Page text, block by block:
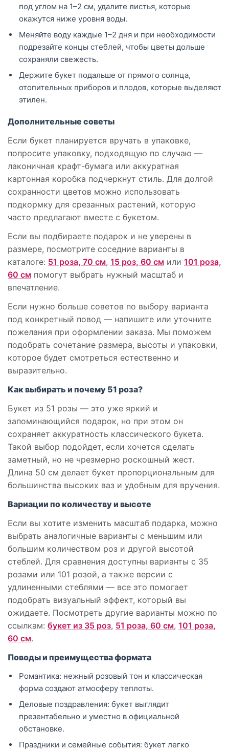
под углом на 1–2 см, удалите листья, которые
окажутся ниже уровня воды.
Меняйте воду каждые 1–2 дня и при необходимости
подрезайте концы стеблей, чтобы цветы дольше
сохраняли свежесть.
Держите букет подальше от прямого солнца,
отопительных приборов и плодов, которые выделяют
этилен.
Дополнительные советы
Если букет планируется вручать в упаковке,
попросите упаковку, подходящую по случаю —
лаконичная крафт-бумага или аккуратная
картонная коробка подчеркнут стиль. Для долгой
сохранности цветов можно использовать
подкормку для срезанных растений, которую
часто предлагают вместе с букетом.
Если вы подбираете подарок и не уверены в
размере, посмотрите соседние варианты в
каталоге: 51 роза, 70 см, 15 роз, 60 см или 101 роза,
60 см помогут выбрать нужный масштаб и
впечатление.
Если нужно больше советов по выбору варианта
под конкретный повод — напишите или уточните
пожелания при оформлении заказа. Мы поможем
подобрать сочетание размера, высоты и упаковки,
которое будет смотреться естественно и
выразительно.
Как выбирать и почему 51 роза?
Букет из 51 розы — это уже яркий и
запоминающийся подарок, но при этом он
сохраняет аккуратность классического букета.
Такой выбор подойдет, если хочется сделать
заметный, но не чрезмерно роскошный жест.
Длина 50 см делает букет пропорциональным для
большинства высоких ваз и удобным для вручения.
Вариации по количеству и высоте
Если вы хотите изменить масштаб подарка, можно
выбрать аналогичные варианты с меньшим или
большим количеством роз и другой высотой
стеблей. Для сравнения доступны варианты с 35
розами или 101 розой, а также версии с
удлиненными стеблями — все это помогает
подобрать визуальный эффект, который вы
ожидаете. Посмотреть другие варианты можно по
ссылкам: букет из 35 роз, 51 роза, 60 см, 101 роза,
60 см.
Поводы и преимущества формата
Романтика: нежный розовый тон и классическая
форма создают атмосферу теплоты.
Деловые поздравления: букет выглядит
презентабельно и уместно в официальной
обстановке.
Праздники и семейные события: букет легко